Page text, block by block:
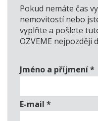
Pokud nemáte čas
nemovitostí nebo
vyplňte a pošlete
OZVEME nejpozději
Jméno a příjmení*
E-mail *